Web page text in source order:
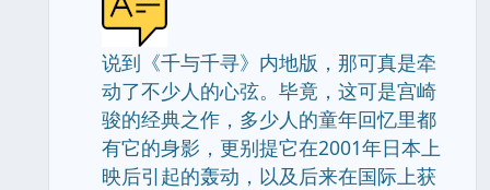
说到《千与千寻》内地版，那可真是牵
动了不少人的心弦。毕竟，这可是宫崎
骏的经典之作，多少人的童年回忆里都
有它的身影，更别提它在2001年日本上
映后引起的轰动，以及后来在国际上获